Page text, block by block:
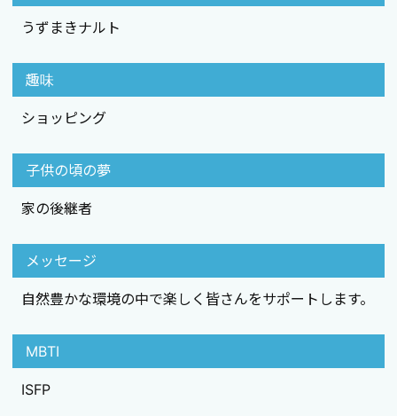
うずまきナルト
趣味
ショッピング
子供の頃の夢
家の後継者
メッセージ
自然豊かな環境の中で楽しく皆さんをサポートします。
MBTI
ISFP